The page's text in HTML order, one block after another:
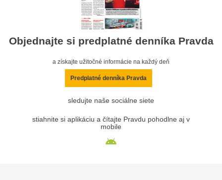
Objednajte si predplatné denníka Pravda
a získajte užitočné informácie na každý deň
Predplatné denníka Pravda
sledujte naše sociálne siete
stiahnite si aplikáciu a čítajte Pravdu pohodlne aj v
mobile